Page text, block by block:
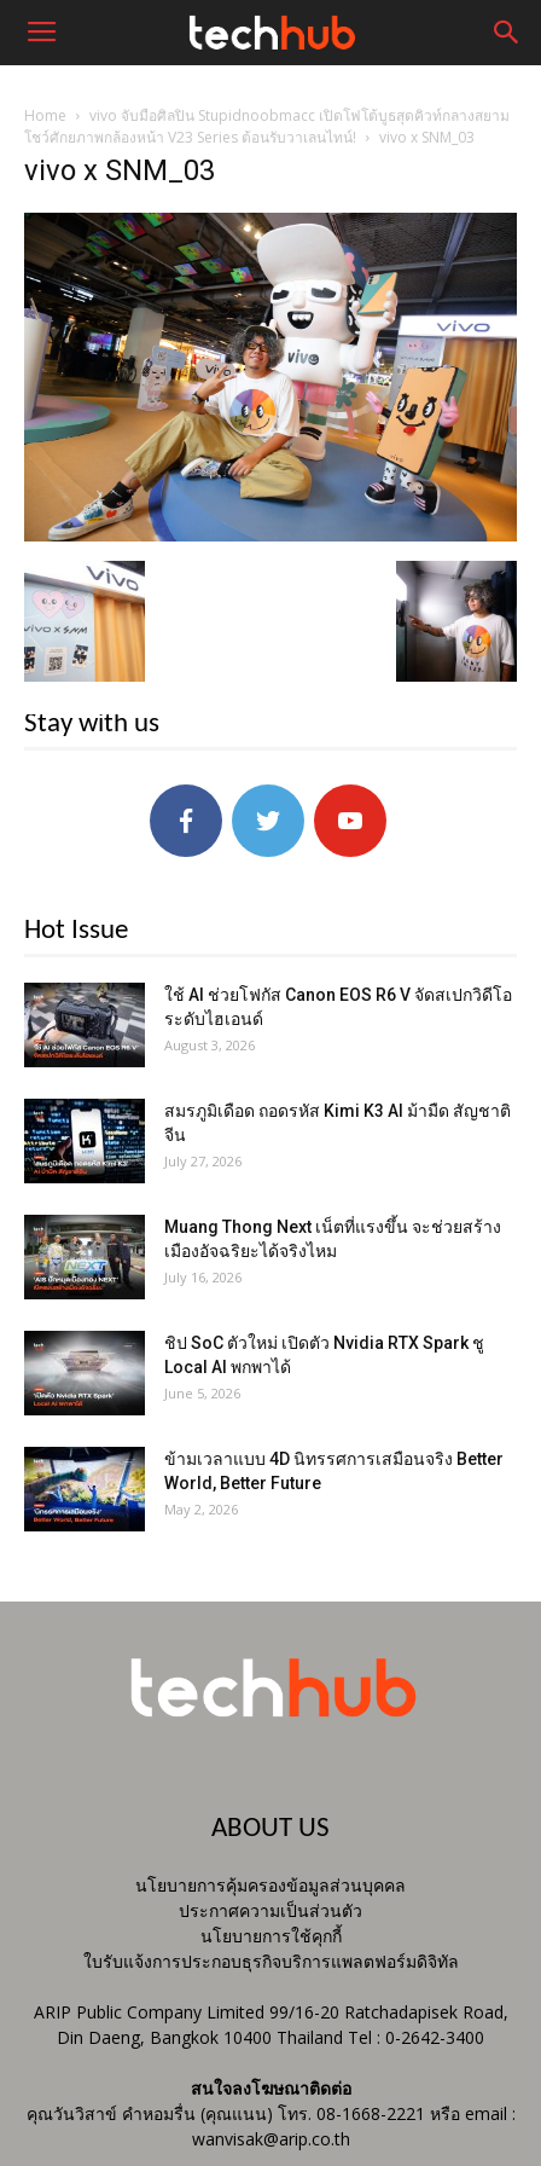
Home
vivo จับมือศิลปิน Stupidnoobmacc เปิดโฟโต้บูธสุดคิวท์กลางสยาม
โชว์ศักยภาพกล้องหน้า V23 Series ต้อนรับวาเลนไทน์!
vivo x SNM_03
vivo x SNM_03
Stay with us
Hot Issue
ใช้ AI ช่วยโฟกัส Canon EOS R6 V จัดสเปกวิดีโอ
ระดับไฮเอนด์
August 3, 2026
สมรภูมิเดือด ถอดรหัส Kimi K3 AI ม้ามืด สัญชาติ
จีน
July 27, 2026
Muang Thong Next เน็ตที่แรงขึ้น จะช่วยสร้าง
เมืองอัจฉริยะได้จริงไหม
July 16, 2026
ชิป SoC ตัวใหม่ เปิดตัว Nvidia RTX Spark ชู
Local AI พกพาได้
June 5, 2026
ข้ามเวลาแบบ 4D นิทรรศการเสมือนจริง Better
World, Better Future
May 2, 2026
ABOUT US
นโยบายการคุ้มครองข้อมูลส่วนบุคคล
ประกาศความเป็นส่วนตัว
นโยบายการใช้คุกกี้
ใบรับแจ้งการประกอบธุรกิจบริการแพลตฟอร์มดิจิทัล
ARIP Public Company Limited 99/16-20 Ratchadapisek Road,
Din Daeng, Bangkok 10400 Thailand Tel : 0-2642-3400
สนใจลงโฆษณาติดต่อ
คุณวันวิสาข์ คำหอมรื่น (คุณแนน) โทร. 08-1668-2221 หรือ email :
wanvisak@arip.co.th